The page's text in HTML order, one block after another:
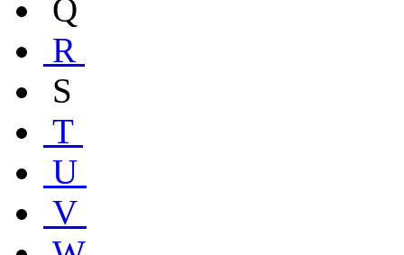
Q
R
S
T
U
V